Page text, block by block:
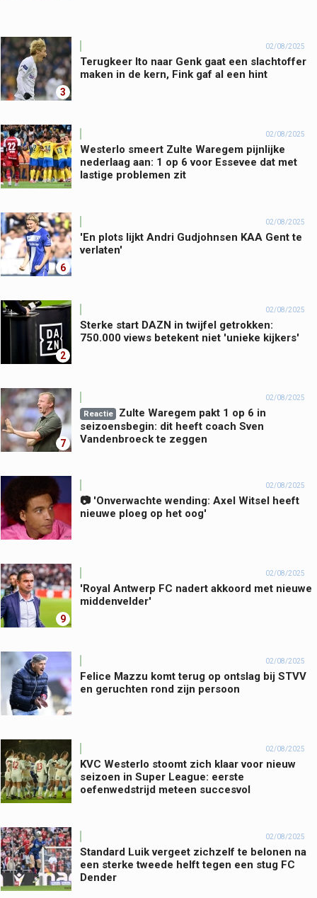
3
02/08/2025
Terugkeer Ito naar Genk gaat een slachtoffer
maken in de kern, Fink gaf al een hint
02/08/2025
Westerlo smeert Zulte Waregem pijnlijke
nederlaag aan: 1 op 6 voor Essevee dat met
lastige problemen zit
6
02/08/2025
'En plots lijkt Andri Gudjohnsen KAA Gent te
verlaten'
2
02/08/2025
Sterke start DAZN in twijfel getrokken:
750.000 views betekent niet 'unieke kijkers'
7
02/08/2025
Reactie
Zulte Waregem pakt 1 op 6 in
seizoensbegin: dit heeft coach Sven
Vandenbroeck te zeggen
02/08/2025
📷 'Onverwachte wending: Axel Witsel heeft
nieuwe ploeg op het oog'
9
02/08/2025
'Royal Antwerp FC nadert akkoord met nieuwe
middenvelder'
02/08/2025
Felice Mazzu komt terug op ontslag bij STVV
en geruchten rond zijn persoon
02/08/2025
KVC Westerlo stoomt zich klaar voor nieuw
seizoen in Super League: eerste
oefenwedstrijd meteen succesvol
02/08/2025
Standard Luik vergeet zichzelf te belonen na
een sterke tweede helft tegen een stug FC
Dender